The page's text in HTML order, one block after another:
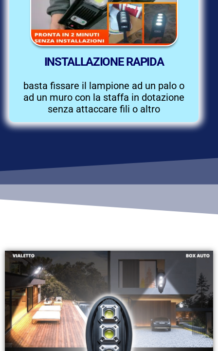
INSTALLAZIONE RAPIDA
basta fissare il lampione ad un palo o
ad un muro con la staffa in dotazione
senza attaccare fili o altro